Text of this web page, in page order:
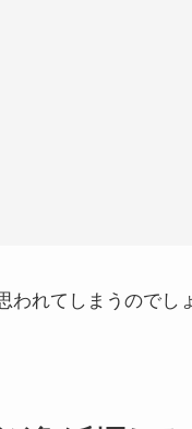
れてしまうのでし